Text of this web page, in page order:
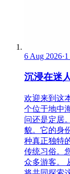
6 Aug 2026·
沉浸在迷
欢迎来到这
个位于地中
问还是定居
貌。它的身
种真正独特
传统习俗。
众多游客。